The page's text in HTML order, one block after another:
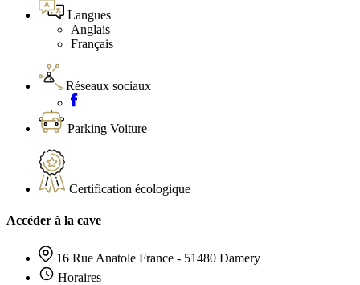
Langues
Anglais
Français
Réseaux sociaux
Parking Voiture
Certification écologique
Accéder à la cave
16 Rue Anatole France - 51480 Damery
Horaires